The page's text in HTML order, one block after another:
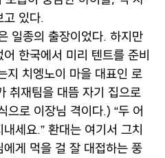
고 있다.
일종의 출장이었다. 하지만
한국에서 미리 텐트를 준비
지 치엥노이 마을 대표인 로
취재팀을 대뜸 자기 집으로
으로 이장님 격이다.) “두 어
세요.” 환대는 여기서 그치
게 먹을 걸 잘 대접하는 풍